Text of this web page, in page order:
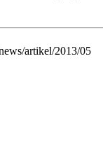
artikel/2013/05